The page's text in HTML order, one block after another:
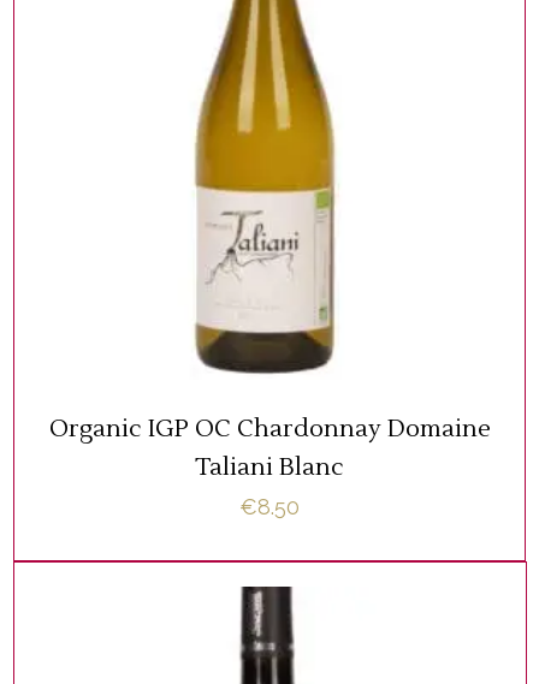
TOEVOEGEN AAN WINKELWAGEN
Organic IGP OC Chardonnay Domaine
Taliani Blanc
€8.50